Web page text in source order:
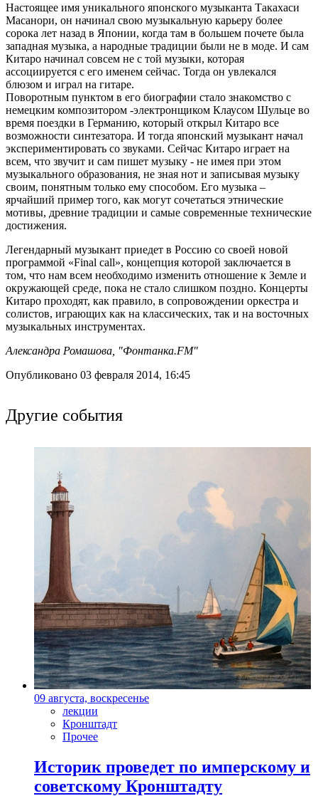
Настоящее имя уникального японского музыканта Такахаси
Масанори, он начинал свою музыкальную карьеру более
сорока лет назад в Японии, когда там в большем почете была
западная музыка, а народные традиции были не в моде. И сам
Китаро начинал совсем не с той музыки, которая
ассоциируется с его именем сейчас. Тогда он увлекался
блюзом и играл на гитаре.
Поворотным пунктом в его биографии стало знакомство с
немецким композитором -электронщиком Клаусом Шульце во
время поездки в Германию, который открыл Китаро все
возможности синтезатора. И тогда японский музыкант начал
экспериментировать со звуками. Сейчас Китаро играет на
всем, что звучит и сам пишет музыку - не имея при этом
музыкального образования, не зная нот и записывая музыку
своим, понятным только ему способом. Его музыка –
ярчайший пример того, как могут сочетаться этнические
мотивы, древние традиции и самые современные технические
достижения.
Легендарный музыкант приедет в Россию со своей новой
программой «Final call», концепция которой заключается в
том, что нам всем необходимо изменить отношение к Земле и
окружающей среде, пока не стало слишком поздно. Концерты
Китаро проходят, как правило, в сопровождении оркестра и
солистов, играющих как на классических, так и на восточных
музыкальных инструментах.
Александра Ромашова, "Фонтанка.FM"
Опубликовано 03 февраля 2014, 16:45
Другие события
09 августа, воскресенье
лекции
Кронштадт
Прочее
Историк проведет по имперскому и
советскому Кронштадту